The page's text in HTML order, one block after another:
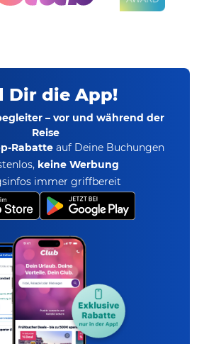
Dir die App!
– vor und während der
Reise
Rabatte auf Deine Buchungen
keine Werbung
immer griffbereit